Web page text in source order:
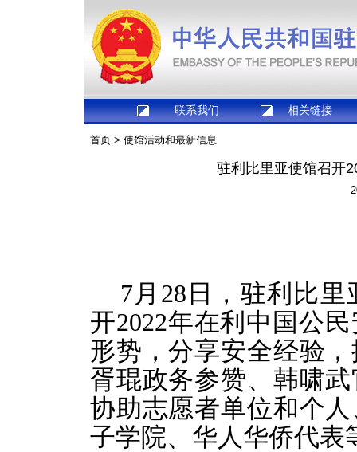
联系我们 相关链接
首页 > 使馆活动和最新信息
驻利比里亚使馆召开
7月28日，驻利比
开2022年在利中国公
形势，分享安全经验
胥琨政务参赞、韩啸
协助志愿者单位和个
子学院、华人华侨代表